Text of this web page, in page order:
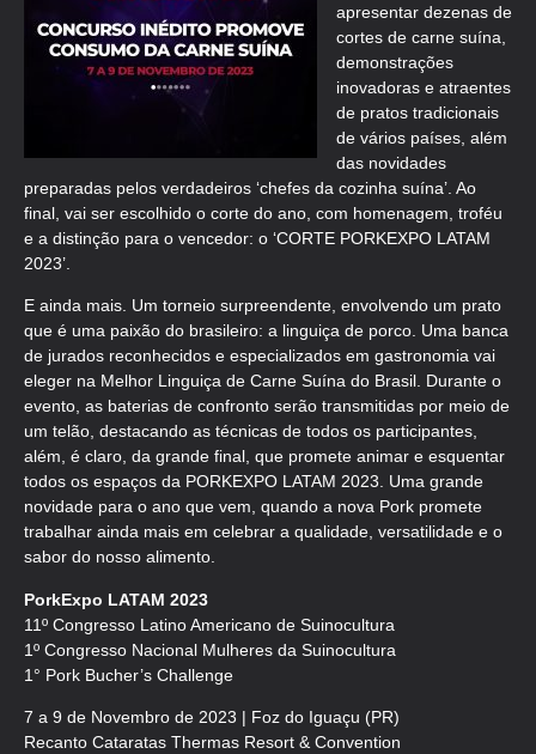
apresentar dezenas de
cortes de carne suína,
demonstrações
inovadoras e atraentes
de pratos tradicionais
de vários países, além
das novidades
preparadas pelos verdadeiros ‘chefes da cozinha suína’. Ao
final, vai ser escolhido o corte do ano, com homenagem, troféu
e a distinção para o vencedor: o ‘CORTE PORKEXPO LATAM
2023’.
E ainda mais. Um torneio surpreendente, envolvendo um prato
que é uma paixão do brasileiro: a linguiça de porco. Uma banca
de jurados reconhecidos e especializados em gastronomia vai
eleger na Melhor Linguiça de Carne Suína do Brasil. Durante o
evento, as baterias de confronto serão transmitidas por meio de
um telão, destacando as técnicas de todos os participantes,
além, é claro, da grande final, que promete animar e esquentar
todos os espaços da PORKEXPO LATAM 2023. Uma grande
novidade para o ano que vem, quando a nova Pork promete
trabalhar ainda mais em celebrar a qualidade, versatilidade e o
sabor do nosso alimento.
PorkExpo LATAM 2023
11º Congresso Latino Americano de Suinocultura
1º Congresso Nacional Mulheres da Suinocultura
1° Pork Bucher’s Challenge
7 a 9 de Novembro de 2023 | Foz do Iguaçu (PR)
Recanto Cataratas Thermas Resort & Convention